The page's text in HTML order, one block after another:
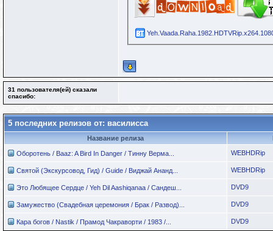
31 пользователя(ей) сказали
cпасибо:
5 последних релизов от: василисса
Название релиза
Оборотень / Baaz: A Bird In Danger / Тинну Верма... WEBHDRip
Святой (Экскурсовод, Гид) / Guide / Виджай Ананд... WEBHDRip
Это Любящее Сердце / Yeh Dil Aashiqanaa / Сандеш... DVD9
Замужество (Свадебная церемония / Брак / Развод)... DVD9
Кара богов / Nastik / Прамод Чакраворти / 1983 /... DVD9